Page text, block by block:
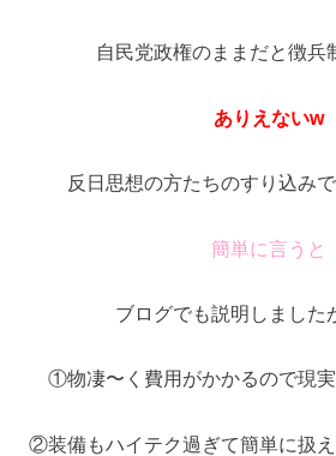
自民党政権のままだと徴兵
ありえないw
反日思想の方たちのすり込み
簡単に言うと
ブログでも説明しました
①物凄〜く費用がかかるので現
②装備もハイテク過ぎて簡単に扱